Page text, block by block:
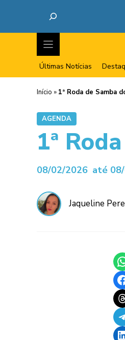
Últimas Notícias
Início » 1ª Roda de Samba
AGENDA
1ª
08/02/2026 até
Jaqueline